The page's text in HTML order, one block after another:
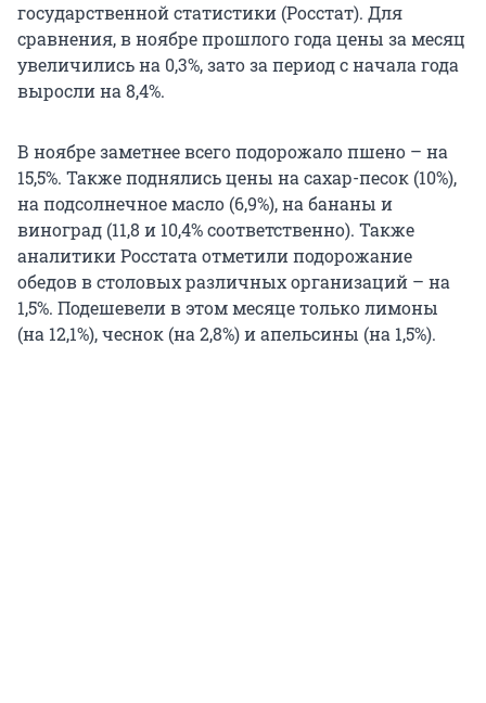
государственной статистики (Росстат). Для
сравнения, в ноябре прошлого года цены за месяц
увеличились на 0,3%, зато за период с начала года
выросли на 8,4%.
В ноябре заметнее всего подорожало пшено – на
15,5%. Также поднялись цены на сахар-песок (10%),
на подсолнечное масло (6,9%), на бананы и
виноград (11,8 и 10,4% соответственно). Также
аналитики Росстата отметили подорожание
обедов в столовых различных организаций – на
1,5%. Подешевели в этом месяце только лимоны
(на 12,1%), чеснок (на 2,8%) и апельсины (на 1,5%).